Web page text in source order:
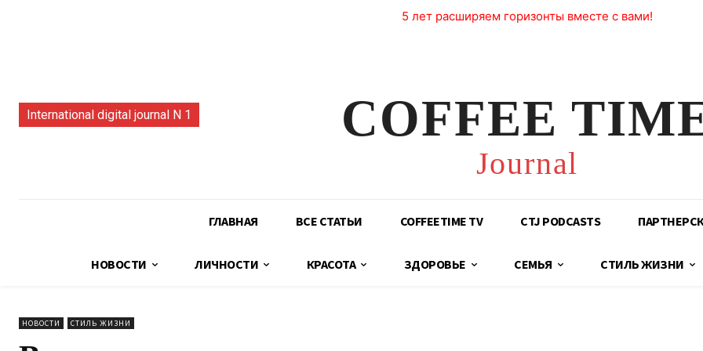
5 лет расширяем горизонты вместе с вами!
International digital journal N 1 COFFEE
Journal
ГЛАВНАЯ ВСЕ СТАТЬИ COFFEETIME TV CTJ PODCASTS
НОВОСТИ ЛИЧНОСТИ КРАСОТА ЗДОРОВЬЕ СЕМЬЯ СТИЛЬ ЖИЗНИ
НОВОСТИ СТИЛЬ ЖИЗНИ